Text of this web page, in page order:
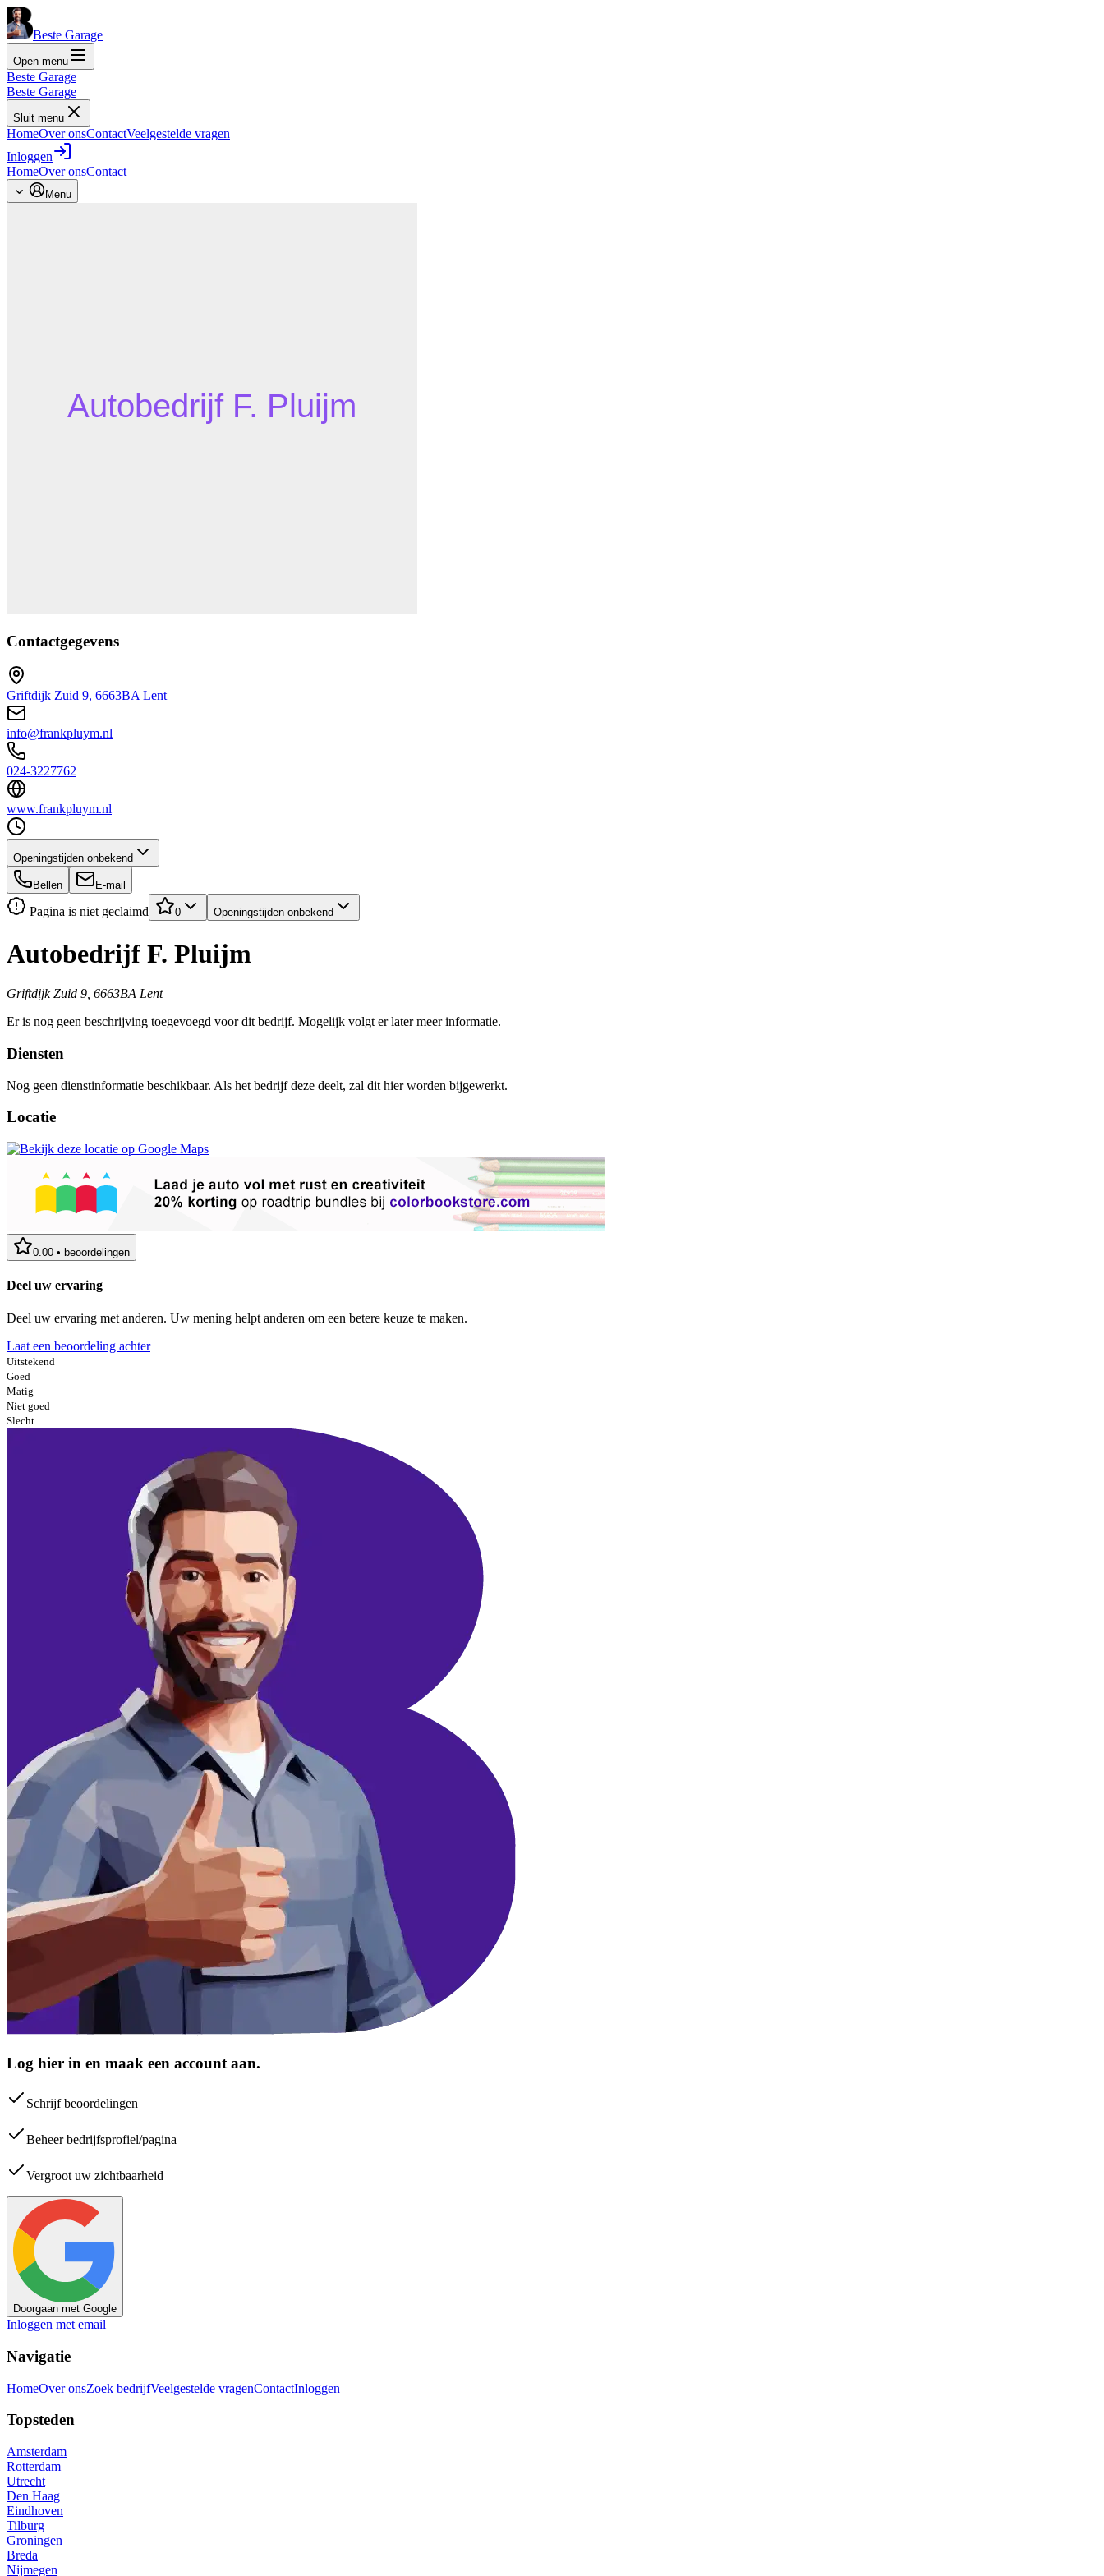
Beste Garage
Open menu
Beste Garage
Beste Garage
Sluit menu
HomeOver onsContactVeelgestelde vragen
Inloggen
HomeOver onsContact
Menu
Contactgegevens
Griftdijk Zuid 9, 6663BA Lent
info@frankpluym.nl
024-3227762
www.frankpluym.nl
Openingstijden onbekend
Bellen E-mail
Pagina is niet geclaimd 0 Openingstijden onbekend
Autobedrijf F. Pluijm
Griftdijk Zuid 9, 6663BA Lent
Er is nog geen beschrijving toegevoegd voor dit bedrijf. Mogelijk volgt er later meer informatie.
Diensten
Nog geen dienstinformatie beschikbaar. Als het bedrijf deze deelt, zal dit hier worden bijgewerkt.
Locatie
0.00 • beoordelingen
Deel uw ervaring
Deel uw ervaring met anderen. Uw mening helpt anderen om een betere keuze te maken.
Laat een beoordeling achter
Uitstekend
Goed
Matig
Niet goed
Slecht
Log hier in en maak een account aan.
Schrijf beoordelingen
Beheer bedrijfsprofiel/pagina
Vergroot uw zichtbaarheid
Doorgaan met Google
Inloggen met email
Navigatie
HomeOver onsZoek bedrijfVeelgestelde vragenContactInloggen
Topsteden
Amsterdam
Rotterdam
Utrecht
Den Haag
Eindhoven
Tilburg
Groningen
Breda
Nijmegen